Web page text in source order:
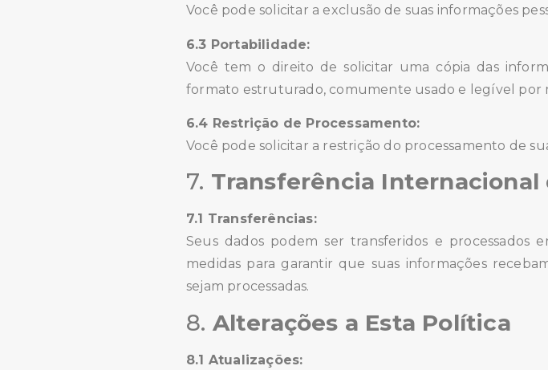
Você pode solicitar a exclusão de suas informações
6.3 Portabilidade:
Você tem o direito de solicitar uma cópia das
formato estruturado, comumente usado e legível por
6.4 Restrição de Processamento:
Você pode solicitar a restrição do processamento de
7. Transferência Internacional
7.1 Transferências:
Seus dados podem ser transferidos e processados
medidas para garantir que suas informações
sejam processadas.
8. Alterações a Esta Política
8.1 Atualizações: